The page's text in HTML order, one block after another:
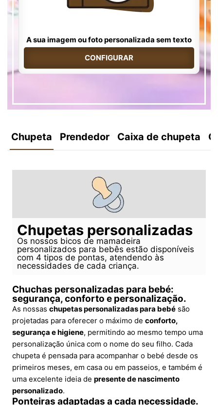
A sua imagem ou foto personalizada sem texto
CONFIGURAR
Chupeta Prendedor Caixa de chupeta
Chupetas personalizadas
Os nossos bicos de mamadeira
personalizados para bebês estão disponíveis
com 4 tipos de pontas, atendendo às
necessidades de cada criança.
Chuchas personalizadas para bebé:
segurança, conforto e personalização.
As nossas chupetas personalizadas para bebé são
projetadas para oferecer o máximo de conforto,
segurança e higiene, permitindo ao mesmo tempo uma
personalização única com o nome do seu filho. Cada
chupeta é pensada para acompanhar o bebé desde os
primeiros meses, em casa ou em passeios, e também é
uma excelente ideia de presente de nascimento
personalizado.
Ponteiras adaptadas a cada necessidade.